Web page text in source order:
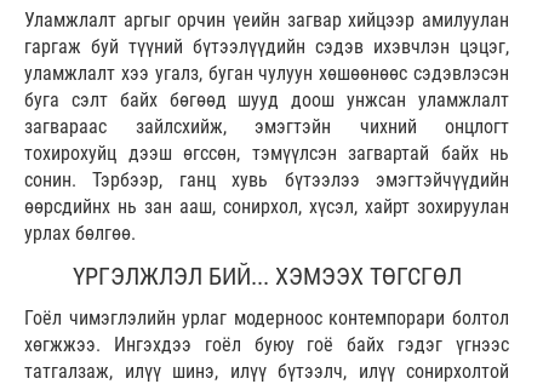
Уламжлалт аргыг орчин үеийн загвар хийцээр амилуулан
гаргаж буй түүний бүтээлүүдийн сэдэв ихэвчлэн цэцэг,
уламжлалт хээ угалз, буган чулуун хөшөөнөөс сэдэвлэсэн
буга сэлт байх бөгөөд шууд доош унжсан уламжлалт
загвараас зайлсхийж, эмэгтэйн чихний онцлогт
тохирохуйц дээш өгссөн, тэмүүлсэн загвартай байх нь
сонин. Тэрбээр, ганц хувь бүтээлээ эмэгтэйчүүдийн
өөрсдийнх нь зан ааш, сонирхол, хүсэл, хайрт зохируулан
урлах бөлгөө.
ҮРГЭЛЖЛЭЛ БИЙ... ХЭМЭЭХ ТӨГСГӨЛ
Гоёл чимэглэлийн урлаг модерноос контемпорари болтол
хөгжжээ. Ингэхдээ гоёл буюу гоё байх гэдэг үгнээс
татгалзаж, илүү шинэ, илүү бүтээлч, илүү сонирхолтой